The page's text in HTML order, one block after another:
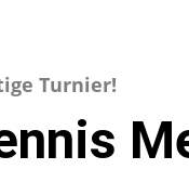
Turnier!